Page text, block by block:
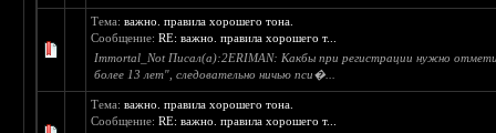
Тема:важно. правила хорошего тона.
Сообщение:RE: важно. правила хорошего т...
Immortal_Not Писал(а):2ERIMAN: Какбы при регистрации нужно
более 13 лет", следовательно ничью пси�...
Тема:важно. правила хорошего тона.
Сообщение:RE: важно. правила хорошего т...